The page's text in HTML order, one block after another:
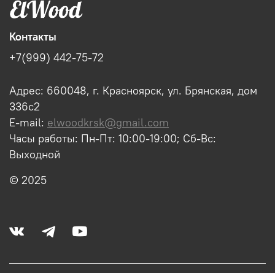
Контакты
+7(999) 442-75-72
Адрес: 660048, г. Красноярск, ул. Брянская, дом
336с2
E-mail: elwoodkrsk@gmail.com
Часы работы: Пн-Пт: 10:00-19:00; Сб-Вс:
Выходной
© 2025